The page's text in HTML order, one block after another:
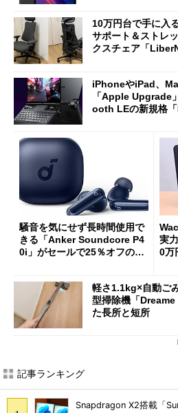
10万円台で手に入
サポート＆ストレ
クスチェア「
iPhoneやiPad、
「Apple Upgrade
ooth LEの新規格
騒音を気にせず長時間使用で
きる「Anker Soundcore P4
0i」がセールで25％オフの59
実
0万
軽さ1.1kg×自動ご
型掃除機「
た長所と短所
記事ランキング
Snapdragon X2搭載「